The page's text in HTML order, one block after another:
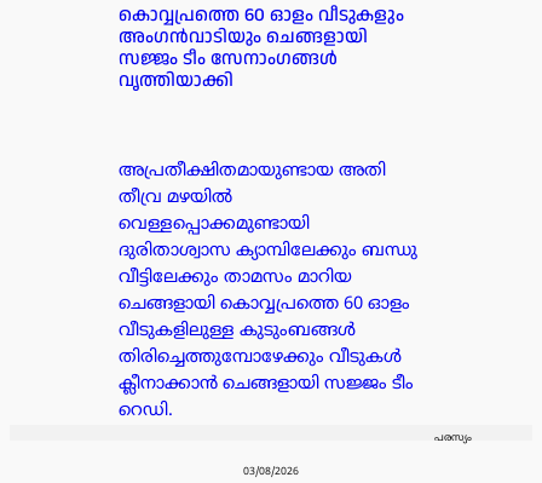
കൊവ്വപ്രത്തെ 60 ഓളം വീടുകളും
അംഗൻവാടിയും ചെങ്ങളായി
സജ്ജം ടീം സേനാംഗങ്ങൾ
വൃത്തിയാക്കി
അപ്രതീക്ഷിതമായുണ്ടായ അതി
തീവ്ര മഴയിൽ
വെള്ളപ്പൊക്കമുണ്ടായി
ദുരിതാശ്വാസ ക്യാമ്പിലേക്കും ബന്ധു
വീട്ടിലേക്കും താമസം മാറിയ
ചെങ്ങളായി കൊവ്വപ്രത്തെ 60 ഓളം
വീടുകളിലുള്ള കുടുംബങ്ങൾ
തിരിച്ചെത്തുമ്പോഴേക്കും വീടുകൾ
ക്ലീനാക്കാൻ ചെങ്ങളായി സജ്ജം ടീം
റെഡി.
പരസ്യം
03/08/2026